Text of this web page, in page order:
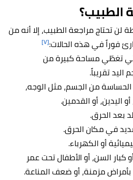
الطبيب؟
لن تحتاج مراجعة الطبيب، إلا أنه من
فوراً في هذه الحالات:[٧]
تغطّي مساحة كبيرة من
تقريباً.
من الجسم، مثل الوجه،
اليدين، أو القدمين.
بعد الحرق.
في مكان الحرق.
أو الكهرباء.
كبار السن، أو الأطفال تحت عمر